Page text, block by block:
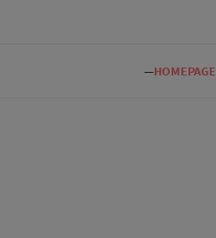
—HOMEPAGE